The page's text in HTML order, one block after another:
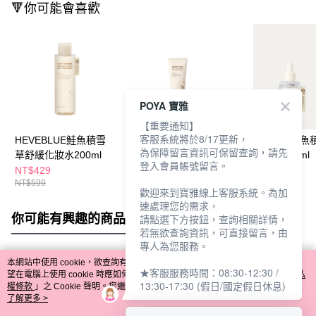
🔻你可能會喜歡
HEVEBLUE鮭魚積雪
草舒緩化妝水200ml
NT$429
NT$599
HEVEBLUE鮭魚積雪
草全能修護面霜100ml
NT$429
HEVEBLUE鮭魚
草保濕安瓶30ml
你可能有興趣的商品 全站排行
熱門標籤
本網站中使用 cookie，欲查詢有關本網站使用 cookie 方式之詳情，及若您不希
望在電腦上使用 cookie 時應如何變更電腦的 cookie 設定，請參閱本網站「
隱私
權條款 」之 Cookie 聲明。您繼續使用本網站即表示您同意本公司得按本網站使
用條款之 Cookie 聲明使用 cookie。
了解更多 >
POYA 寶雅
【重要通知】
客服系統將於8/17更新，
為保障留言資訊可保留查詢，請先
登入會員帳號留言。
歡迎來到寶雅線上客服系統。為加
速處理您的需求，
請點選下方按鈕，查詢相關詳情，
若無欲查詢資訊，可直接留言，由
專人為您服務。
★客服服務時間：08:30-12:30 /
13:30-17:30 (假日/國定假日休息)